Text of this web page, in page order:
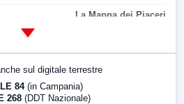
La Mappa dei Piaceri
sul digitale terrestre
84 (in Campania)
268 (DDT Nazionale)